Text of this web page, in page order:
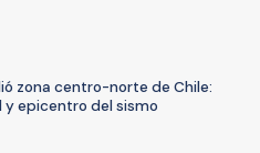
zona centro-norte de Chile:
y epicentro del sismo